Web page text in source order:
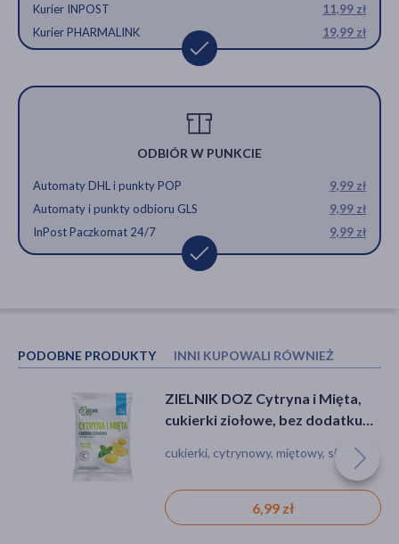
Kurier INPOST
11,99 zł
Kurier PHARMALINK
19,99 zł
ODBIÓR W PUNKCIE
Automaty DHL i punkty POP
9,99 zł
Automaty i punkty odbioru GLS
9,99 zł
InPost Paczkomat 24/7
9,99 zł
PODOBNE PRODUKTY INNI KUPOWALI RÓWNIEŻ
ZIELNIK DOZ Cytryna i Mięta,
cukierki ziołowe, bez dodatku
cukierki, cytrynowy, miętowy, słodki
6,99 zł
Verbena, cukierki ziołowe, głóg,
60 g
cukierki, głóg, hibiskus
6,99 zł